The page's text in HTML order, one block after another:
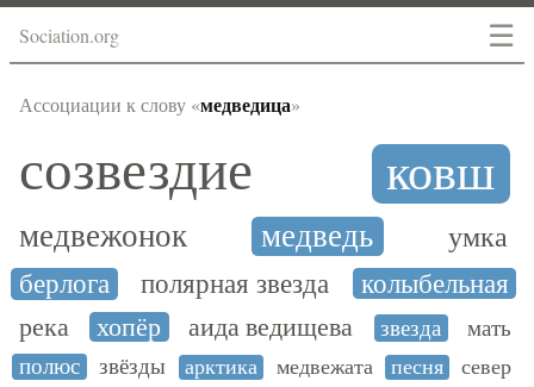
☰
Sociation.org
Ассоциации к слову «медведица»
созвездие ковш
медвежонок медведь
умка
берлога
полярная звезда колыбельная
река хопёр аида ведищева звезда
мать
полюс
звёзды арктика медвежата песня
север